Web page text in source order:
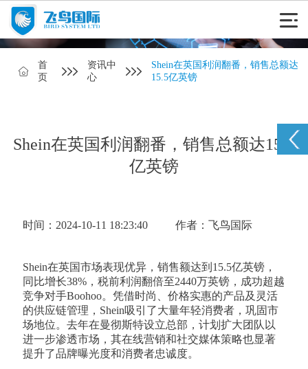
首
页
资讯中
心
Shein在英国利润翻番，销售总额达
15.5亿英镑
Shein在英国利润翻番，销售总额达15.5
亿英镑
时间：2024-10-11 18:23:40 作者：飞鸟国际
Shein在英国市场表现优异，销售额达到15.5亿英镑，
同比增长38%，税前利润翻倍至2440万英镑，成功超越
竞争对手Boohoo。凭借时尚、价格实惠的产品及灵活
的供应链管理，Shein吸引了大量年轻消费者，巩固市
场地位。去年在曼彻斯特设立总部，计划扩大团队以
进一步渗透市场，其在线营销和社交媒体策略也显著
提升了品牌曝光度和消费者忠诚度。